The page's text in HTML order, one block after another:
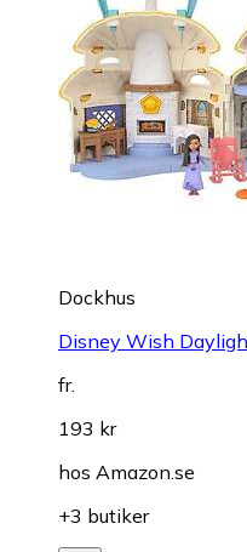
Dockhus
Disney Wish
fr.
193 kr
hos Amazon.se
+3 butiker